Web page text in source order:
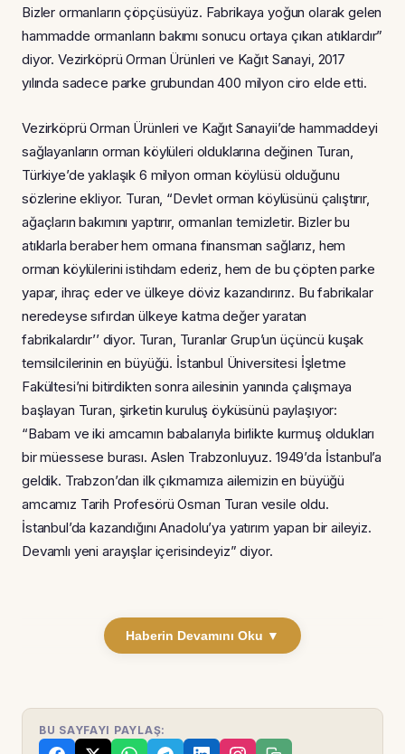
Bizler ormanların çöpçüsüyüz. Fabrikaya yoğun olarak gelen
hammadde ormanların bakımı sonucu ortaya çıkan atıklardır”
diyor. Vezirköprü Orman Ürünleri ve Kağıt Sanayi, 2017
yılında sadece parke grubundan 400 milyon ciro elde etti.
Vezirköprü Orman Ürünleri ve Kağıt Sanayii’de hammaddeyi
sağlayanların orman köylüleri olduklarına değinen Turan,
Türkiye’de yaklaşık 6 milyon orman köylüsü olduğunu
sözlerine ekliyor. Turan, “Devlet orman köylüsünü çalıştırır,
ağaçların bakımını yaptırır, ormanları temizletir. Bizler bu
atıklarla beraber hem ormana finansman sağlarız, hem
orman köylülerini istihdam ederiz, hem de bu çöpten parke
yapar, ihraç eder ve ülkeye döviz kazandırırız. Bu fabrikalar
neredeyse sıfırdan ülkeye katma değer yaratan
fabrikalardır’’ diyor. Turan, Turanlar Grup’un üçüncü kuşak
temsilcilerinin en büyüğü. İstanbul Üniversitesi İşletme
Fakültesi’ni bitirdikten sonra ailesinin yanında çalışmaya
başlayan Turan, şirketin kuruluş öyküsünü paylaşıyor:
“Babam ve iki amcamın babalarıyla birlikte kurmuş oldukları
bir müessese burası. Aslen Trabzonluyuz. 1949’da İstanbul’a
geldik. Trabzon’dan ilk çıkmamıza ailemizin en büyüğü
amcamız Tarih Profesörü Osman Turan vesile oldu.
İstanbul’da kazandığını Anadolu’ya yatırım yapan bir aileyiz.
Devamlı yeni arayışlar içerisindeyiz” diyor.
Haberin Devamını Oku ▼
BU SAYFAYI PAYLAŞ: